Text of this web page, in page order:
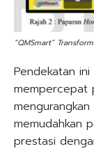
“QMSmart”
Pendekatan
mempercepat
memudahkan
prestasi